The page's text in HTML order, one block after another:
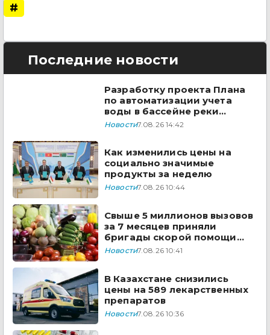
#
Последние новости
Разработку проекта Плана
по автоматизации учета
воды в бассейне реки
Сырдарья одобрили
Новости7.08.26 14:42
Как изменились цены на
социально значимые
продукты за неделю
Новости7.08.26 10:44
Свыше 5 миллионов вызовов
за 7 месяцев приняли
бригады скорой помощи
Казахстана
Новости7.08.26 10:41
В Казахстане снизились
цены на 589 лекарственных
препаратов
Новости7.08.26 10:36